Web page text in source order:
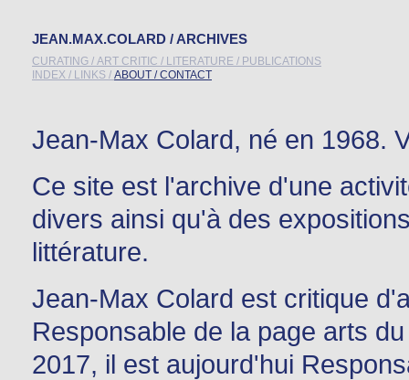
JEAN.MAX.COLARD / ARCHIVES
CURATING / ART CRITIC / LITERATURE / PUBLICATIONS
INDEX / LINKS / ABOUT / CONTACT
Jean-Max Colard, né en 1968.
Ce site est l'archive d'une
divers ainsi qu'à des
littérature.
Jean-Max Colard est critique
Responsable de la page arts
2017, il est aujourd'hui